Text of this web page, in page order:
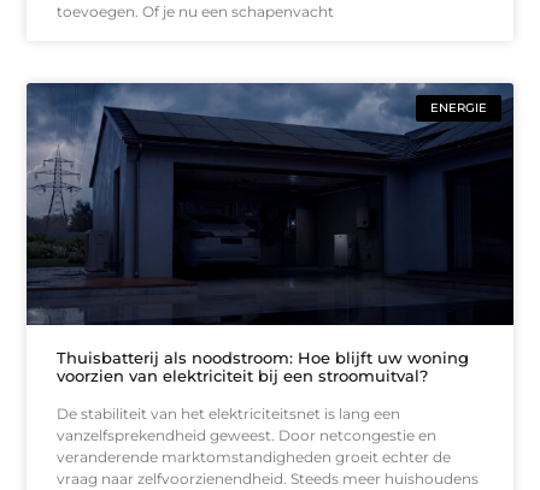
toevoegen. Of je nu een schapenvacht
ENERGIE
Thuisbatterij als noodstroom: Hoe blijft uw woning
voorzien van elektriciteit bij een stroomuitval?
De stabiliteit van het elektriciteitsnet is lang een
vanzelfsprekendheid geweest. Door netcongestie en
veranderende marktomstandigheden groeit echter de
vraag naar zelfvoorzienendheid. Steeds meer huishoudens